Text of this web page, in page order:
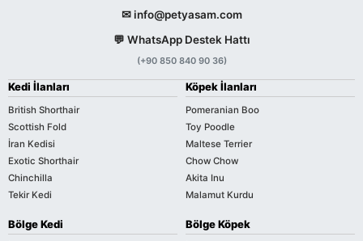
✉ info@petyasam.com
💬 WhatsApp Destek Hattı
(+90 850 840 90 36)
Kedi İlanları
British Shorthair
Scottish Fold
İran Kedisi
Exotic Shorthair
Chinchilla
Tekir Kedi
Köpek İlanları
Pomeranian Boo
Toy Poodle
Maltese Terrier
Chow Chow
Akita Inu
Malamut Kurdu
Bölge Kedi Bölge Köpek